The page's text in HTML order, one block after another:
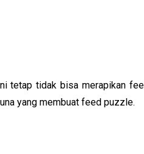
tetap tidak bisa merapikan
yang membuat feed puzzle.